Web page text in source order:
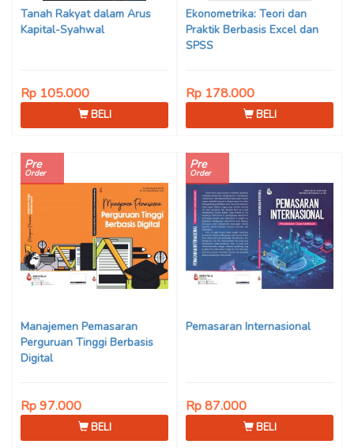
Tanah Rakyat dalam Arus
Kapital-Syahwal
Rp 105.000
BELI
Ekonometrika: Teori dan
Praktik Berbasis Excel dan
SPSS
Rp 178.000
BELI
Pre
Order
Manajemen Pemasaran
Perguruan Tinggi Berbasis
Digital
Rp 97.000
BELI
Pre
Order
Pemasaran Internasional
Rp 87.000
BELI